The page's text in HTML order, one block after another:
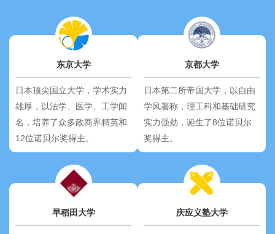
东京大学
日本顶尖国立大学，学术实力
雄厚，以法学、医学、工学闻
名，培养了众多政商界精英和
12位诺贝尔奖得主。
京都大学
日本第二所帝国大学，以自由
学风著称，理工科和基础研究
实力强劲，诞生了8位诺贝尔
奖得主。
早稻田大学 庆应义塾大学